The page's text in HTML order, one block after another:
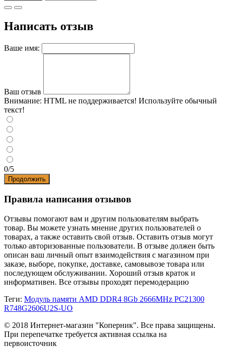
Написать отзыв
Ваше имя:
Ваш отзыв
Внимание: HTML не поддерживается! Используйте обычный
текст!
0/5
Продолжить
Правила написания отзывов
Отзывы помогают вам и другим пользователям выбрать
товар. Вы можете узнать мнение других пользователей о
товарах, а также оставить свой отзыв. Оставить отзыв могут
только авторизованные пользователи. В отзыве должен быть
описан ваш личный опыт взаимодействия с магазином при
заказе, выборе, покупке, доставке, самовывозе товара или
последующем обслуживании. Хороший отзыв краток и
информативен. Все отзывы проходят перемодерацию
Теги: Модуль памяти AMD DDR4 8Gb 2666MHz PC21300
R748G2606U2S-UO
© 2018 Интернет-магазин "Коперник". Все права защищены.
При перепечатке требуется активная ссылка на
первоисточник